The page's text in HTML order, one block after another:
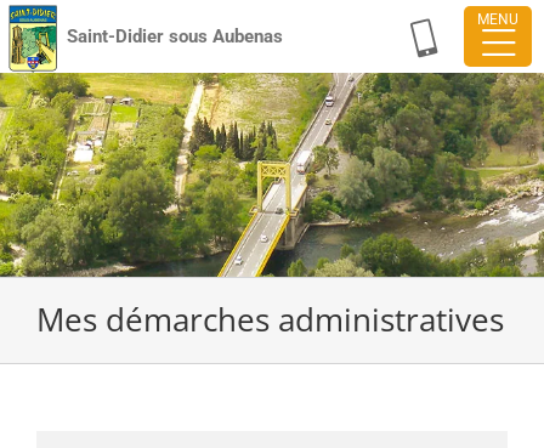
Passer
au
contenu
Saint-Didier sous Aubenas
Mes démarches administratives